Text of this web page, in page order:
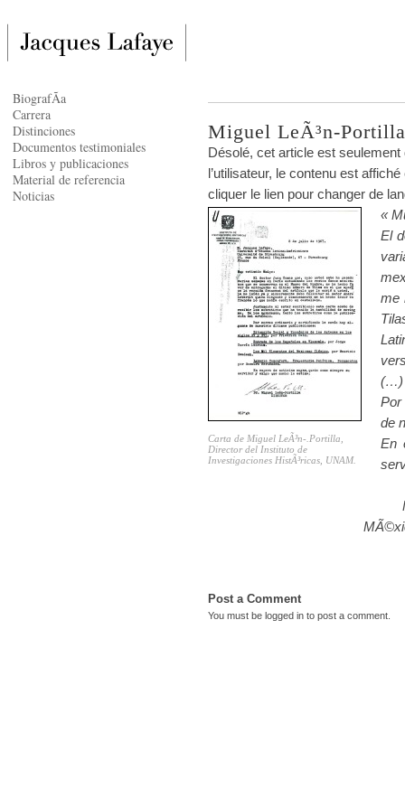
Miguel LeÃ³n-
Désolé, cet article est
l’utilisateur, le contenu est
cliquer le lien pour changer de
Carta de Miguel LeÃ³n-.Portilla,
Director del Instituto de
Investigaciones HistÃ³ricas, UNAM.
«
El
me
(…)
Por
de
En
Post a Comment
You must be logged in to post a comment.
BiografÃ­a
Carrera
Distinciones
Documentos testimoniales
Libros y publicaciones
Material de referencia
Noticias